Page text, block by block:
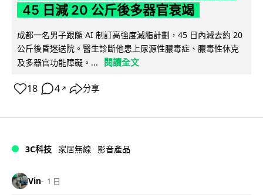
45 日減 20 公斤後多器官衰竭
成都一名男子跟隨 AI 制訂高強度減脂計劃，45 日內減去約 20
公斤後昏迷送院。醫生診斷他患上尿源性膿毒症、膿毒性休克
及多器官功能障礙。...
閱讀全文
18 4 ↗ 分享
3C科技 家居無線 影音產品
Vin 1 日